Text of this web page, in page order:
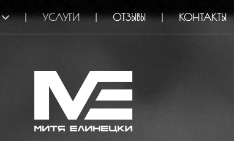
УСЛУГИ ОТЗЫВЫ КОНТАКТЫ